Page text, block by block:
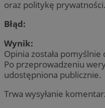
oraz politykę prywatności.
Błąd:
Wynik:
Opinia została pomyślnie
Po przeprowadzeniu
udostępniona publicznie.
Trwa wysyłanie